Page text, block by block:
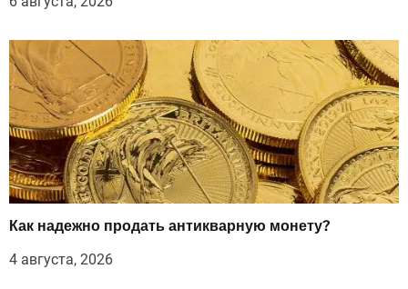
Как надежно продать антикварную монету?
4 августа, 2026